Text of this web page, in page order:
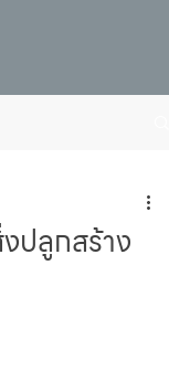
ปลูกสร้าง